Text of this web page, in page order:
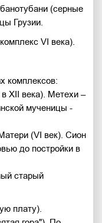
(серные
Грузии.
VI века).
комплексов:
XII века). Метехи –
мученицы -
(VI век). Сион
до постройки в
старый
плату).